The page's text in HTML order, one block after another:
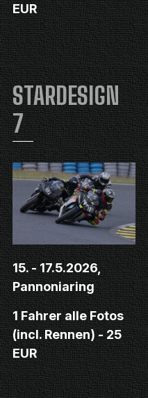
EUR
STARDESIGN
7
15. - 17.5.2026,
Pannoniaring
1 Fahrer alle Fotos
(incl. Rennen) - 25
EUR